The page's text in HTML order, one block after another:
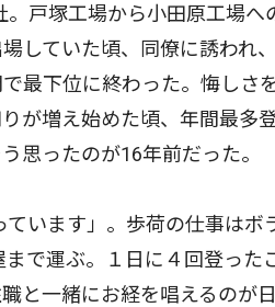
戸塚工場から小田原工場へ
していた頃、同僚に誘われ
最下位に終わった。悔しさ
が増え始めた頃、年間最多
思ったのが16年前だった。
います」。歩荷の仕事はボ
で運ぶ。１日に４回登った
と一緒にお経を唱えるのが